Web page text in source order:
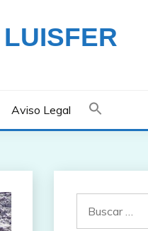
Aviso Legal